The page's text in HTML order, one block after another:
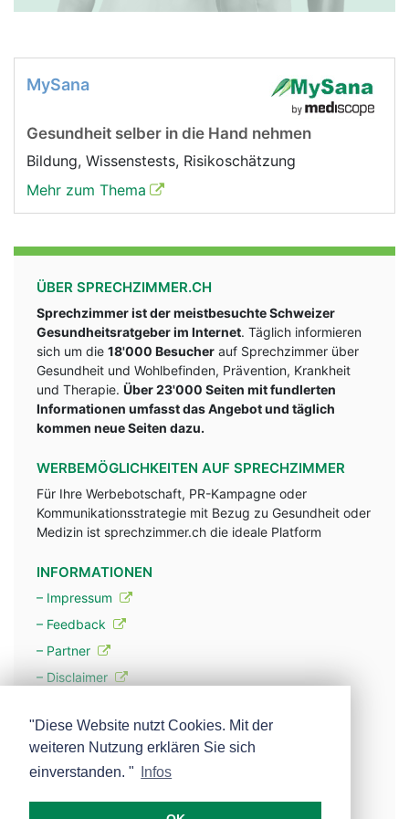
MySana
Gesundheit selber in die Hand nehmen
Bildung, Wissenstests, Risikoschätzung
Mehr zum Thema
ÜBER SPRECHZIMMER.CH
Sprechzimmer ist der meistbesuchte Schweizer
Gesundheitsratgeber im Internet. Täglich informieren
sich um die 18'000 Besucher auf Sprechzimmer über
Gesundheit und Wohlbefinden, Prävention, Krankheit
und Therapie. Über 23'000 Seiten mit fundlerten
Informationen umfasst das Angebot und täglich
kommen neue Seiten dazu.
WERBEMÖGLICHKEITEN AUF SPRECHZIMMER
Für Ihre Werbebotschaft, PR-Kampagne oder
Kommunikationsstrategie mit Bezug zu Gesundheit oder
Medizin ist sprechzimmer.ch die ideale Platform
INFORMATIONEN
– Impressum
– Feedback
– Partner
– Disclaimer
– Werbung
– Mehr über unsere Experten
"Diese Website nutzt Cookies. Mit der
weiteren Nutzung erklären Sie sich
einverstanden. "
Infos